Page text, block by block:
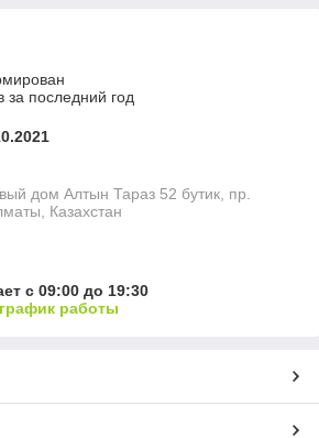
за последний год
дом Алтын Тараз 52 бутик, пр.
Казахстан
с 09:00 до 19:30
работы